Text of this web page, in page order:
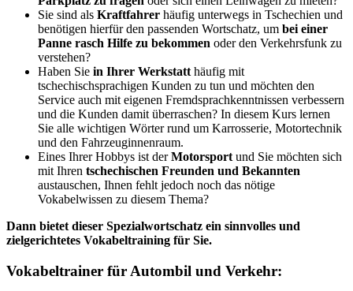
Sie sind als Kraftfahrer häufig unterwegs in Tschechien und
benötigen hierfür den passenden Wortschatz, um bei einer
Panne rasch Hilfe zu bekommen oder den Verkehrsfunk zu
verstehen?
Haben Sie in Ihrer Werkstatthäufig mit
tschechischsprachigen Kunden zu tun und möchten den
Service auch mit eigenen Fremdsprachkenntnissen verbessern
und die Kunden damit überraschen? In diesem Kurs lernen
Sie alle wichtigen Wörter rund um Karrosserie, Motortechnik
und den Fahrzeuginnenraum.
Eines Ihrer Hobbys ist derMotorsportund Sie möchten sich
mit Ihren tschechischen Freunden und Bekannten
austauschen, Ihnen fehlt jedoch noch das nötige
Vokabelwissen zu diesem Thema?
Dann bietet dieser Spezialwortschatz ein sinnvolles und
zielgerichtetes Vokabeltraining für Sie.
Vokabeltrainer für Autombil und Verkehr: